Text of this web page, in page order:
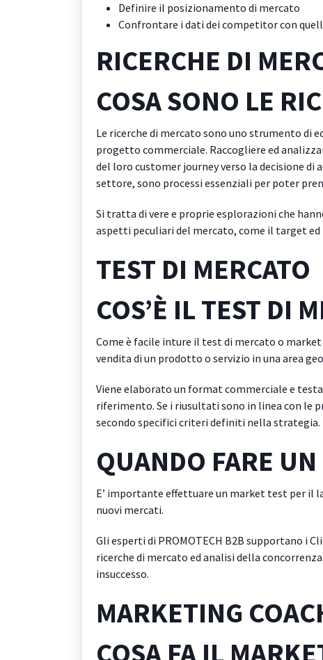
Definire il posizionamento di mercato
Confrontare i dati dei competitor con
RICERCHE DI
COSA SONO LE
Le ricerche di mercato sono uno strumento di
progetto commerciale. Raccogliere ed
del loro customer journey verso la decisione di
settore, sono processi essenziali per poter
Si tratta di vere e proprie esplorazioni che
aspetti peculiari del mercato, come il target
TEST DI MERCATO
COS’È IL TEST DI
Come è facile inture il test di mercato o
vendita di un prodotto o servizio in una area
Viene elaborato un format commerciale e
riferimento. Se i riusultati sono in linea con le
secondo specifici criteri definiti nella strategia.
QUANDO FARE
E’ importante effettuare un market test per il
nuovi mercati.
Gli esperti di PROMOTECH B2B supportano i
ricerche di mercato ed analisi della
insuccesso.
MARKETING
COSA FA IL